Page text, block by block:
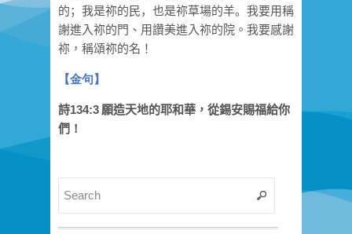
的；我是祢的民，也是祢草場的羊。 我要用稱
謝進入祢的門、用讚美進入祢的院。我要感謝
祢，稱頌祢的名！
【金句】
詩134:3 願造天地的耶和華，從錫安賜福給你
們 ！